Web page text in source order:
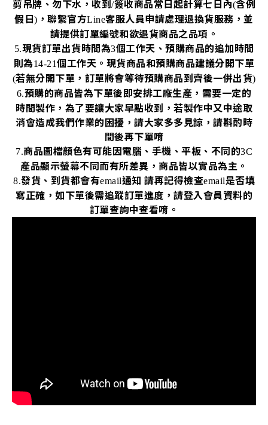
剪吊牌、勿下水，收到 /簽收商品當日起計算七日內(含例
假日) ，聯繫官方Line客服人員申請處理退換貨服務，並
請提供訂單編號和欲退貨商品之品項。
5.現貨訂單出貨時間為3個工作天、預購商品的追加時間
則為14-21個工作天。現貨商品和預購商品建議分開下單
(若無分開下單，訂單將會等待預購商品到齊後一併出貨)
6.預購的商品皆為下單後即安排工廠生產，需要一定的
時間製作，為了要讓大家早點收到，若製作中又中途取
消會造成我們作業的困擾，請大家多多見諒，請斟酌時
間後再下單唷
7.商品圖檔顏色有可能因電腦、手機、平板、不同的3C
產品顯示螢幕不同而有所差異，商品皆以實品為主。
8.發貨、到貨都會有email通知 請再記得檢查email是否填
寫正確，如下單後需追蹤訂單進度，請登入會員資料的
訂單查詢中查看唷。